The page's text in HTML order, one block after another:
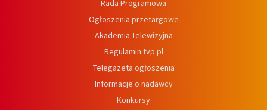
Rada Programowa
Ogłoszenia przetargowe
Akademia Telewizyjna
Regulamin tvp.pl
Telegazeta ogłoszenia
Informacje o nadawcy
Konkursy